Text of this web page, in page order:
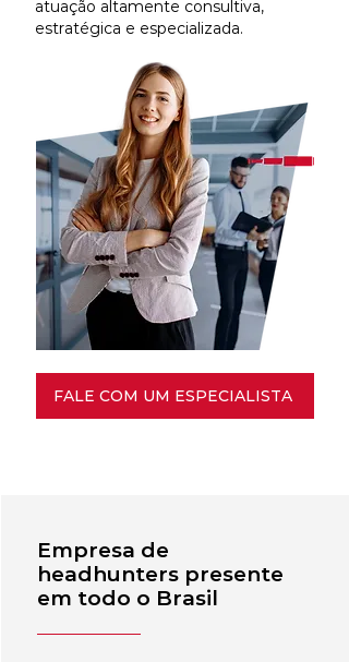
atuação altamente consultiva,
estratégica e especializada.
FALE COM UM ESPECIALISTA
Empresa de
headhunters presente
em todo o Brasil